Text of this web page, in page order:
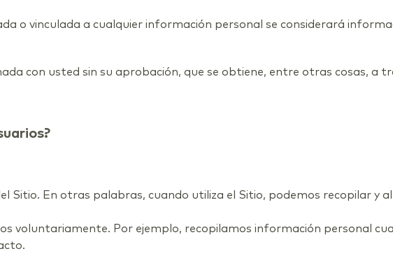
o vinculada a cualquier información personal se considerará
con usted sin su aprobación, que se obtiene, entre otras cosas, a
Sitio. En otras palabras, cuando utiliza el Sitio, podemos recopilar y
voluntariamente. Por ejemplo, recopilamos información personal